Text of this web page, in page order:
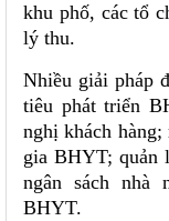
khu phố, các tổ
lý thu.
Nhiều giải pháp
tiêu phát triển
nghị khách
gia BHYT; quản
ngân sách nhà
BHYT.